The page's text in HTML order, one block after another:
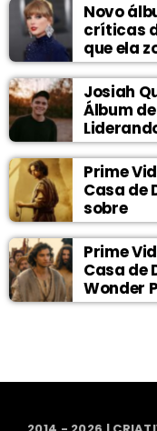
Novo
críticas
que ela
Josiah
Álbum
Prime
Casa de
sobre
Prime
Casa de
Wonder